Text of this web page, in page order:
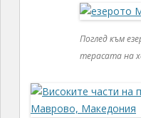
Поглед към
терасата на